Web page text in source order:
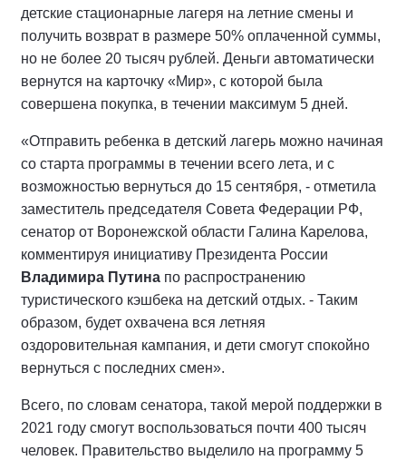
детские стационарные лагеря на летние смены и
получить возврат в размере 50% оплаченной суммы,
но не более 20 тысяч рублей. Деньги автоматически
вернутся на карточку «Мир», с которой была
совершена покупка, в течении максимум 5 дней.
«Отправить ребенка в детский лагерь можно начиная
со старта программы в течении всего лета, и с
возможностью вернуться до 15 сентября, - отметила
заместитель председателя Совета Федерации РФ,
сенатор от Воронежской области Галина Карелова,
комментируя инициативу Президента России
Владимира Путина по распространению
туристического кэшбека на детский отдых. - Таким
образом, будет охвачена вся летняя
оздоровительная кампания, и дети смогут спокойно
вернуться с последних смен».
Всего, по словам сенатора, такой мерой поддержки в
2021 году смогут воспользоваться почти 400 тысяч
человек. Правительство выделило на программу 5